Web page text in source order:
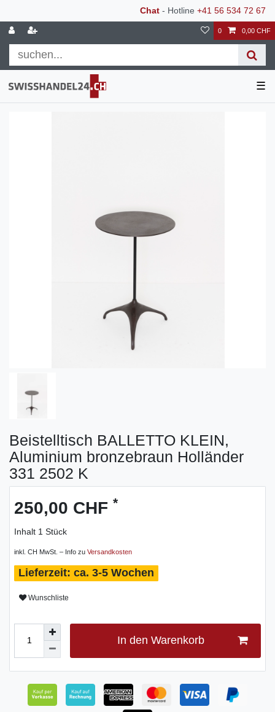
Chat - Hotline +41 56 534 72 67
0 0,00 CHF
☰
Beistelltisch BALLETTO KLEIN,
Aluminium bronzebraun Holländer
331 2502 K
250,00 CHF *
Inhalt 1 Stück
inkl. CH MwSt. – Info zu Versandkosten
ca. 3-5 Wochen
Wunschliste
In den Warenkorb